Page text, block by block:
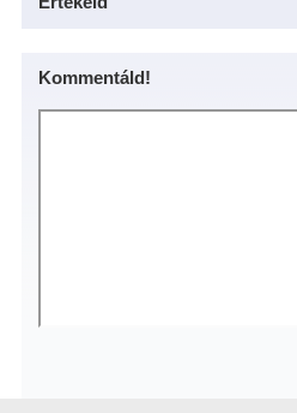
Kommentáld!